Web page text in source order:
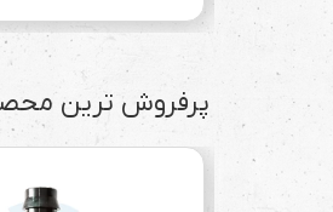
پرفروش ترین